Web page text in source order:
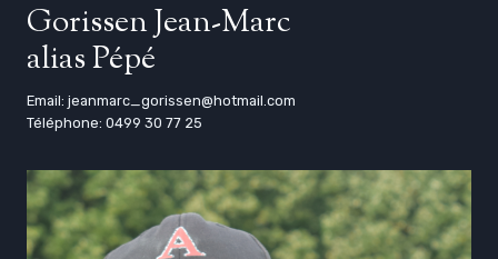
Gorissen Jean-Marc
alias Pépé
Email: jeanmarc_gorissen@hotmail.com
Téléphone: 0499 30 77 25